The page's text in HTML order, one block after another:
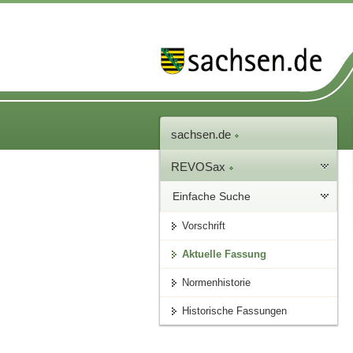
sachsen.de
REVOSax
Einfache Suche
Vorschrift
Aktuelle Fassung
Normenhistorie
Historische Fassungen